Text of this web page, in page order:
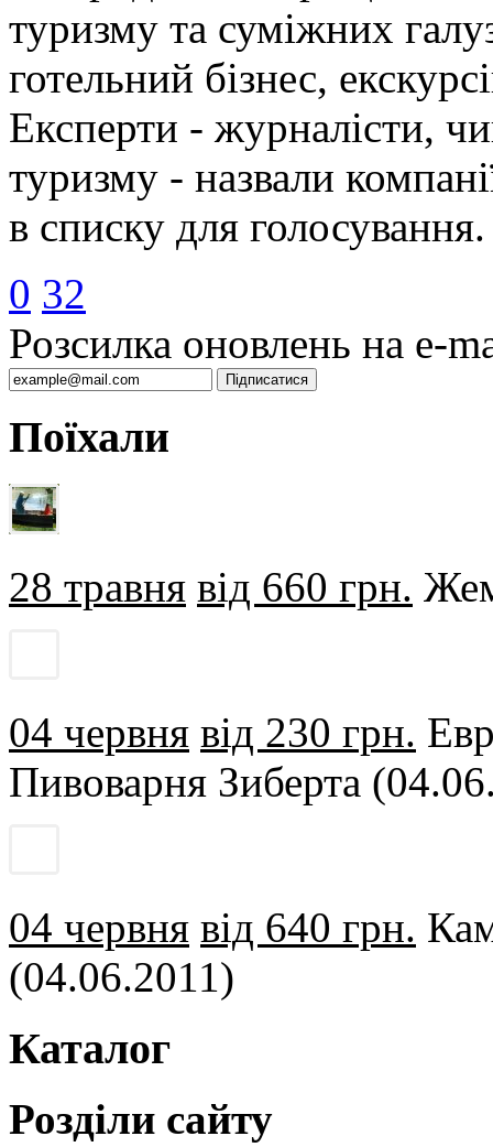
туризму та суміжних
готельний бізнес,
Експерти - журналісти,
туризму - назвали
в списку для голосування.
0 32
Розсилка оновлень на e-
Поїхали
28 травня від 660 грн.
04 червня від 230 грн.
Пивоварня Зиберта
04 червня від 640 грн.
(04.06.2011)
Каталог
Розділи сайту